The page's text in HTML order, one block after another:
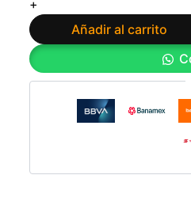
depresión?
método
revolucionar
+
Añadir al carrito